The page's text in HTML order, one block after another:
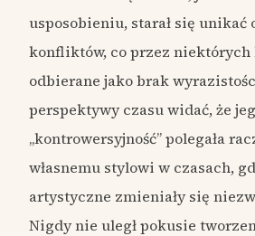
usposobieniu, starał się unikać
konfliktów, co przez niektórych
odbierane jako brak
perspektywy czasu widać, że
„kontrowersyjność” polegała
własnemu stylowi w czasach,
artystyczne zmieniały się
Nigdy nie uległ pokusie